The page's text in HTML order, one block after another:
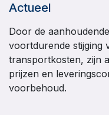
Actueel
Door de
voortdurende stijging
transportkosten, zijn
prijzen en
voorbehoud.